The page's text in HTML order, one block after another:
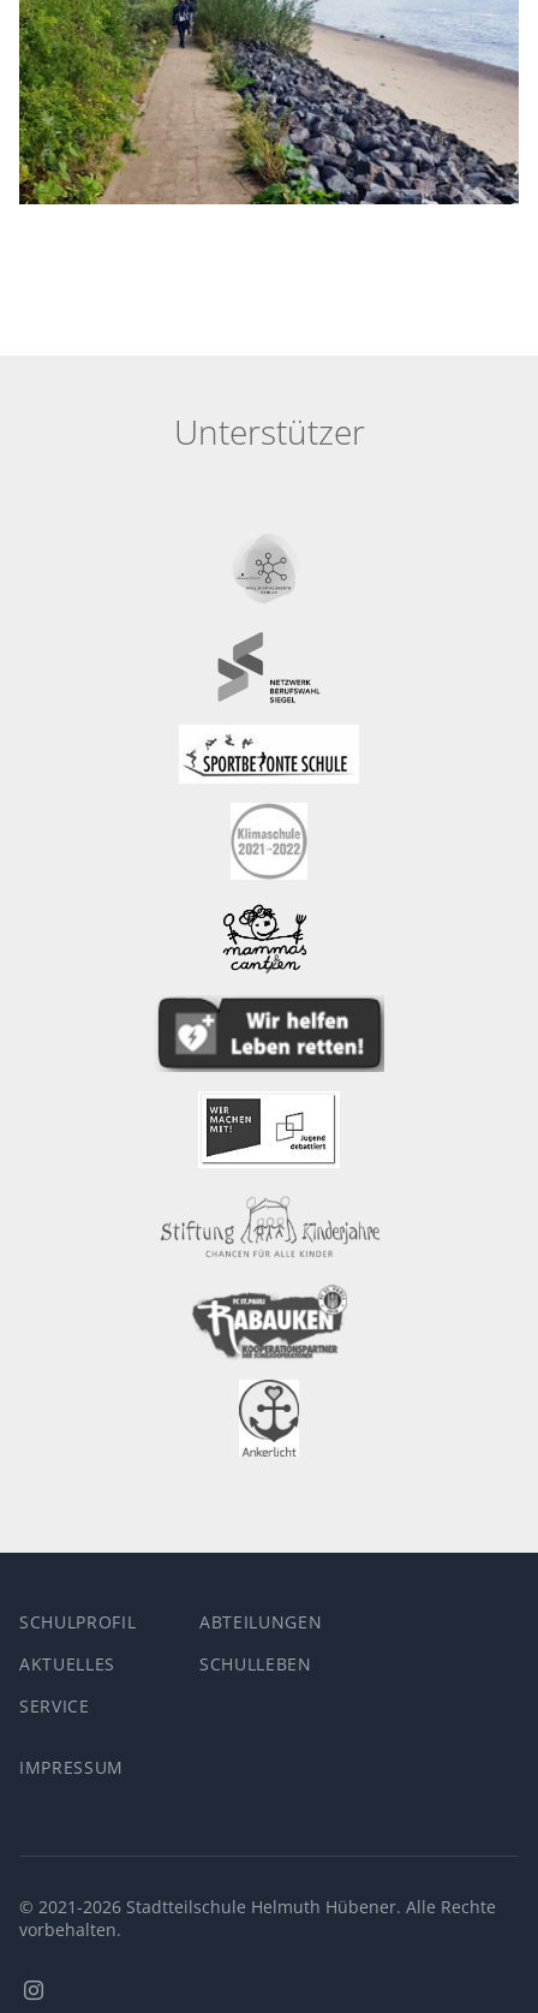
Unterstützer
SCHULPROFIL
ABTEILUNGEN
AKTUELLES
SCHULLEBEN
SERVICE
IMPRESSUM
© 2021-2026 Stadtteilschule Helmuth Hübener. Alle Rechte
vorbehalten.
Stadtteilschule